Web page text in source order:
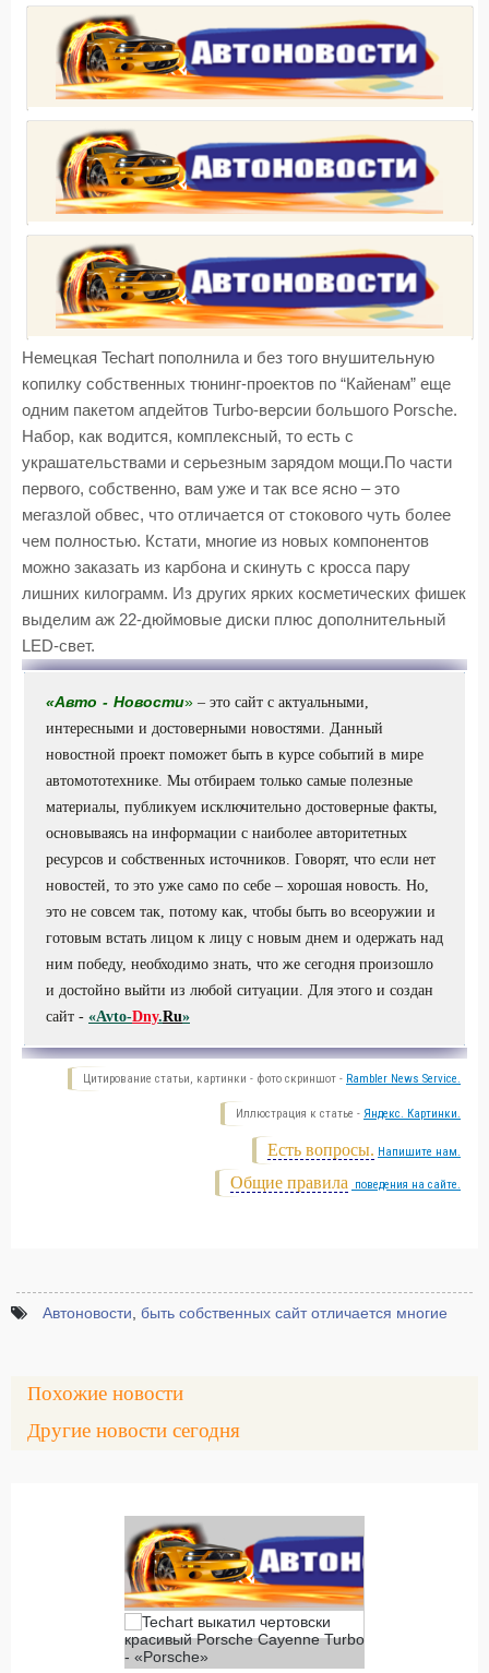
Немецкая Techart пополнила и без того внушительную
копилку собственных тюнинг-проектов по “Кайенам” еще
одним пакетом апдейтов Turbo-версии большого Porsche.
Набор, как водится, комплексный, то есть с
украшательствами и серьезным зарядом мощи.По части
первого, собственно, вам уже и так все ясно – это
мегазлой обвес, что отличается от стокового чуть более
чем полностью. Кстати, многие из новых компонентов
можно заказать из карбона и скинуть с кросса пару
лишних килограмм. Из других ярких косметических фишек
выделим аж 22-дюймовые диски плюс дополнительный
LED-свет.
«Авто -Новости» – это сайт с актуальными,
интересными и достоверными новостями. Данный
новостной проект поможет быть в курсе событий в мире
автомототехнике. Мы отбираем только самые полезные
материалы, публикуем исключительно достоверные факты,
основываясь на информации с наиболее авторитетных
ресурсов и собственных источников. Говорят, что если нет
новостей, то это уже само по себе – хорошая новость. Но,
это не совсем так, потому как, чтобы быть во всеоружии и
готовым встать лицом к лицу с новым днем и одержать над
ним победу, необходимо знать, что же сегодня произошло
и достойно выйти из любой ситуации. Для этого и создан
сайт - «Avto-Dny.Ru»
Цитирование статьи, картинки - фото скриншот - Rambler News Service.
Иллюстрация к статье - Яндекс. Картинки.
Есть вопросы. Напишите нам.
Общие правила поведения на сайте.
Автоновости быть собственных сайт отличается многие
Похожие новости
Другие новости сегодня